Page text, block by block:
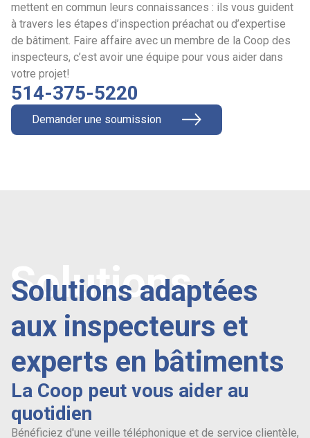
mettent en commun leurs connaissances : ils vous guident
à travers les étapes d’inspection préachat ou d’expertise
de bâtiment. Faire affaire avec un membre de la Coop des
inspecteurs, c’est avoir une équipe pour vous aider dans
votre projet!
514-375-5220
Demander une soumission
Solutions adaptées
aux inspecteurs et
experts en bâtiments
Solutions
La Coop peut vous aider au
quotidien
Bénéficiez d'une veille téléphonique et de service clientèle,